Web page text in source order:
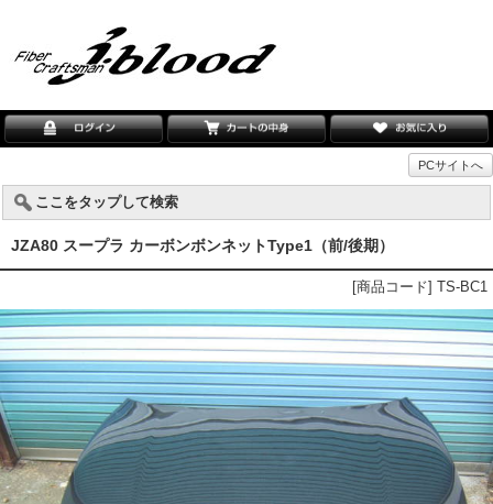
PCサイトへ
ここをタップして検索
JZA80 スープラ カーボンボンネットType1（前/後期）
[商品コード] TS-BC1